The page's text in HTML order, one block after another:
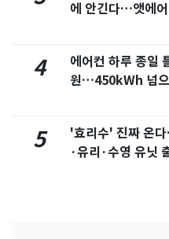
에 안긴다…앳에
4
에어컨 하루 종일
원…450kWh 넘
5
'효리수' 진짜 온
·유리·수영 유닛